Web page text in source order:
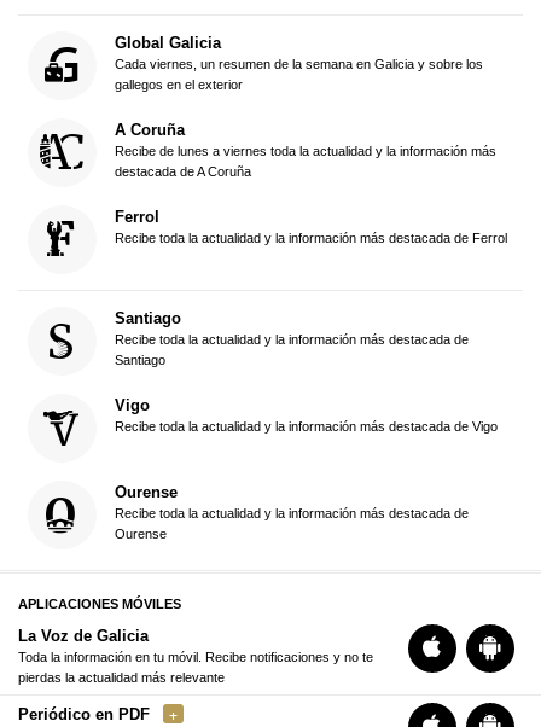
Global Galicia
Cada viernes, un resumen de la semana en Galicia y sobre los
gallegos en el exterior
A Coruña
Recibe de lunes a viernes toda la actualidad y la información más
destacada de A Coruña
Ferrol
Recibe toda la actualidad y la información más destacada de Ferrol
Santiago
Recibe toda la actualidad y la información más destacada de
Santiago
Vigo
Recibe toda la actualidad y la información más destacada de Vigo
Ourense
Recibe toda la actualidad y la información más destacada de
Ourense
APLICACIONES MÓVILES
La Voz de Galicia
Toda la información en tu móvil. Recibe notificaciones y no te
pierdas la actualidad más relevante
Periódico en PDF